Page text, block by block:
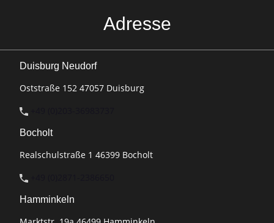
Adresse
Duisburg Neudorf
Oststraße 152 47057 Duisburg
Bocholt
Realschulstraße 1 46399 Bocholt
Hamminkeln